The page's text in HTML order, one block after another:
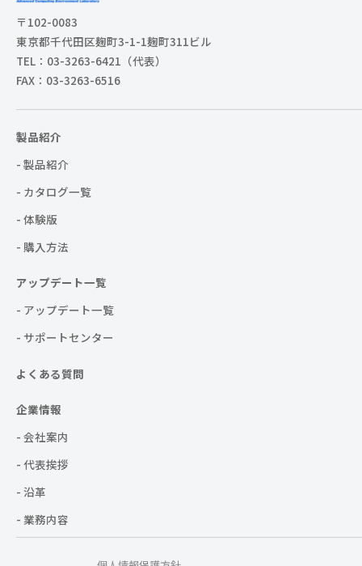
〒102-0083
東京都千代田区麹町3-1-1麹町311ビル
TEL：03-3263-6421（代表）
FAX：03-3263-6516
製品紹介
- 製品紹介
- カタログ一覧
- 体験版
- 購入方法
アップデート一覧
- アップデート一覧
- サポートセンター
よくある質問
企業情報
- 会社案内
- 代表挨拶
- 沿革
- 業務内容